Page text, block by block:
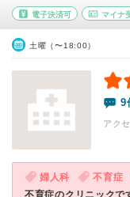
電子決済可 マイナ
土曜（〜18:00）
9
アク
婦人科 不育症
不育症のクリニックで